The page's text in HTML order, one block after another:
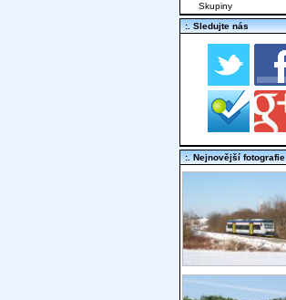
Skupiny
:. Sledujte nás
:. Nejnovější fotografie